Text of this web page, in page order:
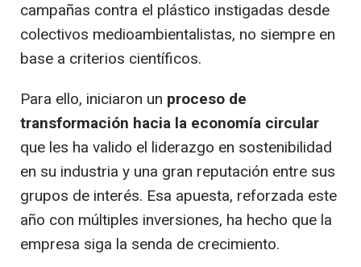
campañas contra el plástico instigadas desde
colectivos medioambientalistas, no siempre en
base a criterios científicos.
Para ello, iniciaron un proceso de
transformación hacia la economía circular
que les ha valido el liderazgo en sostenibilidad
en su industria y una gran reputación entre sus
grupos de interés. Esa apuesta, reforzada este
año con múltiples inversiones, ha hecho que la
empresa siga la senda de crecimiento.